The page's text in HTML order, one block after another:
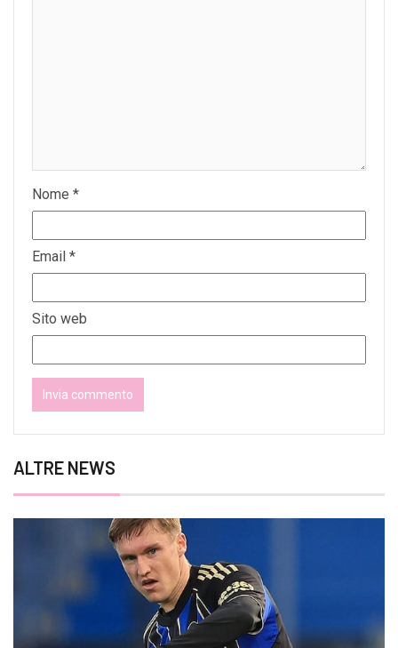
Nome *
Email *
Sito web
ALTRE NEWS